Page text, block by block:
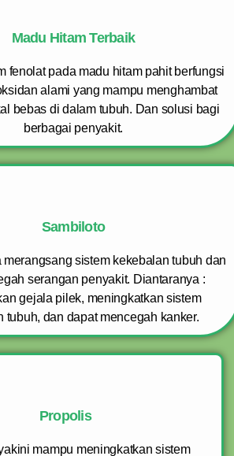
Madu Hitam Terbaik
fenolat pada madu hitam pahit berfungsi
alami yang mampu menghambat
bebas di dalam tubuh. Dan solusi bagi
berbagai penyakit.
Sambiloto
merangsang sistem kekebalan tubuh dan
serangan penyakit. Diantaranya :
gejala pilek, meningkatkan sistem
tubuh, dan dapat mencegah kanker.
Propolis
mampu meningkatkan sistem